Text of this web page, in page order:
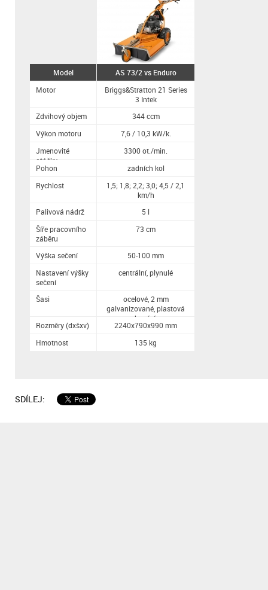
Model
Motor
Zdvihový objem
Výkon motoru
Jmenovité
otáčky
Pohon
Rychlost
Palivová nádrž
Šíře pracovního
záběru
Výška sečení
Nastavení výšky
sečení
Šasi
Rozměry (dxšxv)
Hmotnost
AS 73/2 vs Enduro
Briggs&Stratton 21 Series
3 Intek
344 ccm
7,6 / 10,3 kW/k.
3300 ot./min.
zadních kol
1,5; 1,8; 2,2; 3,0; 4,5 / 2,1
km/h
5 l
73 cm
50-100 mm
centrální, plynulé
ocelové, 2 mm
galvanizované, plastová
povrchová úprava
2240x790x990 mm
135 kg
SDÍLEJ: